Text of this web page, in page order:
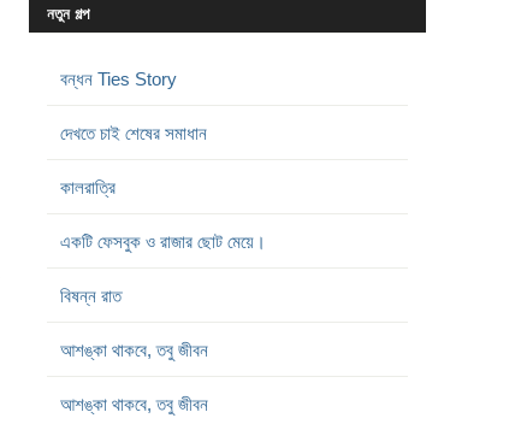
নতুন গল্প
বন্ধন Ties Story
দেখতে চাই শেষের সমাধান
কালরাত্রি
একটি ফেসবুক ও রাজার ছোট মেয়ে।
বিষন্ন রাত
আশঙ্কা থাকবে, তবু জীবন
আশঙ্কা থাকবে, তবু জীবন